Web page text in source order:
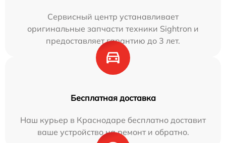
Сервисный центр устанавливает
оригинальные запчасти техники Sightron и
предоставляет гарантию до 3 лет.
Бесплатная доставка
Наш курьер в Краснодаре бесплатно доставит
ваше устройство на ремонт и обратно.